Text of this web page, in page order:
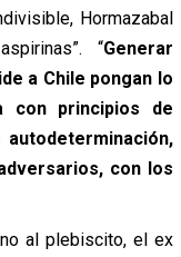
Hormazabal
“Generar
a Chile pongan lo
con principios de
con los
al plebiscito, el ex